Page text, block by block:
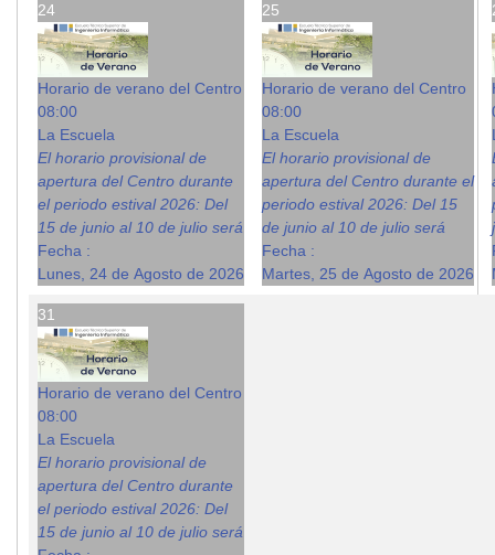
24
Horario de verano del Centro
08:00
La Escuela
El horario provisional de
apertura del Centro durante
el periodo estival 2026: Del
15 de junio al 10 de julio será
Fecha :
Lunes, 24 de Agosto de 2026
25
Horario de verano del Centro
08:00
La Escuela
El horario provisional de
apertura del Centro durante el
periodo estival 2026: Del 15
de junio al 10 de julio será
Fecha :
Martes, 25 de Agosto de 2026
31
Horario de verano del Centro
08:00
La Escuela
El horario provisional de
apertura del Centro durante
el periodo estival 2026: Del
15 de junio al 10 de julio será